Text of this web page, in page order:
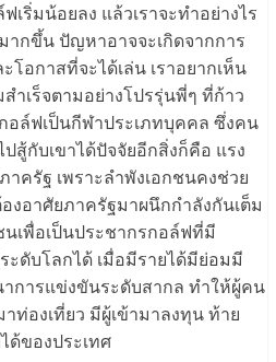
เริ่มน้อยลง แล้วเราจะทำอย่างไร
กขึ้น ปัญหาอาจจะเกิดจากการ
โอกาสที่จะได้เล่น เราอยากเห็น
ำเร็จตามอย่างโปรรุ่นพี่ๆ ที่ก้าว
อล์ฟเป็นกีฬาประเภทบุคคล ซึ่งคน
สู้กับเขาได้ปัจจัยอีกสิ่งก็คือ แรง
ครัฐ เพราะลำพังเอกชนคงช่วย
งอาศัยภาครัฐมาผนึกกำลังกันเต็ม
เพื่อเป็นประชากรกอล์ฟที่มี
ดับโลกได้ เมื่อมีรายได้มีย่อมมี
การแข่งขันระดับสากล ทำให้ผู้คน
ท่องเที่ยว มีผู้เข้ามาลงทุน ท้าย
ด้ของประเทศ